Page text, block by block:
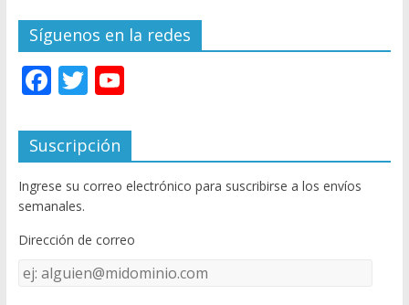
Síguenos en la redes
F
e
b
o
o
k
T
itt
er
Y
u
T
u
e
C
Suscripción
Ingrese su correo electrónico para suscribirse a los envíos
semanales.
Dirección de correo
Dirección
de